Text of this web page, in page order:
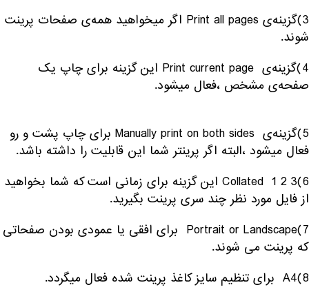
3)گزینه‌ی Print all pages اگر میخواهید همه‌ی صفحات پرینت
شوند.
4)گزینه‌ی Print current page این گزینه برای چاپ یک
صفحه‌ی مشخص ،فعال میشود.
5)گزینه‌ی Manually print on both sides برای چاپ پشت و رو
فعال میشود ،البته اگر پرینتر شما این قابلیت را داشته باشد.
6)Collated 1 2 3 این گزینه برای زمانی است که شما بخواهید
از فایل مورد نظر چند سری پرینت بگیرید.
7)Portrait or Landscape برای افقی یا عمودی بودن صفحاتی
که پرینت می شوند.
8)A4 برای تنظیم سایز کاغذ پرینت شده فعال میگردد.